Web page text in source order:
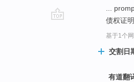
...
债权证明
基于1个
交割日
有道翻